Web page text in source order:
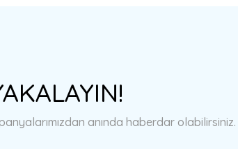
bulunuyor.
anında haberdar olabilirsiniz.